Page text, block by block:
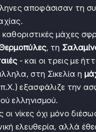
αποφάσισαν τη
καθοριστικές μάχες
, τη
- και οι τρεις με
στη Σικελία η
εξασφάλιζε την
ελληνισμού.
οι νίκες όχι μόνο
ελευθερία, αλλά